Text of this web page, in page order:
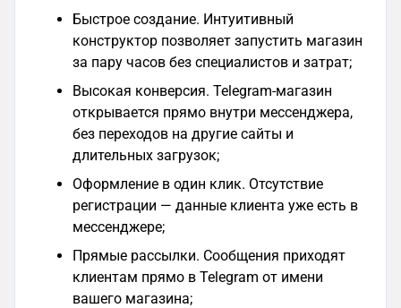
Быстрое создание. Интуитивный
конструктор позволяет запустить магазин
за пару часов без специалистов и затрат;
Высокая конверсия. Telegram-магазин
открывается прямо внутри мессенджера,
без переходов на другие сайты и
длительных загрузок;
Оформление в один клик. Отсутствие
регистрации — данные клиента уже есть в
мессенджере;
Прямые рассылки. Сообщения приходят
клиентам прямо в Telegram от имени
вашего магазина;